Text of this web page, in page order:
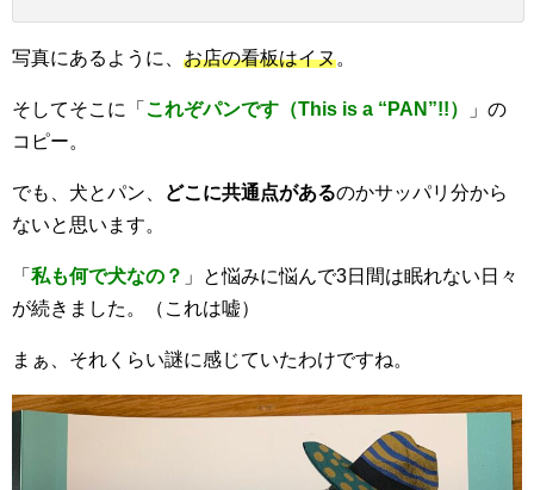
写真にあるように、 お店の看板はイヌ。
そしてそこに「 これぞパンです（This is a “PAN”!!）
」の
コピー。
でも、犬とパン、 どこに共通点があるのかサッパリ分から
ないと思います。
「 私も何で犬なの？ 」と悩みに悩んで3日間は眠れない日々
が続きました。（これは嘘）
まぁ、それくらい謎に感じていたわけですね。